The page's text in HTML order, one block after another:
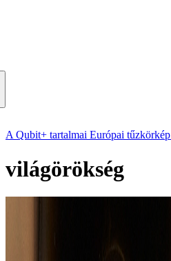
A Qubit+ tartalmai Európai tűzkörkép
világörökség